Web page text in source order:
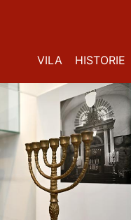
VILA HISTORIE